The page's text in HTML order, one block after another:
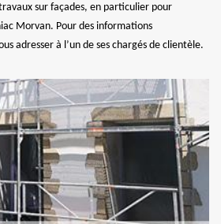
sur façades, en particulier pour
Morvan. Pour des informations
adresser à l’un de ses chargés de clientèle.